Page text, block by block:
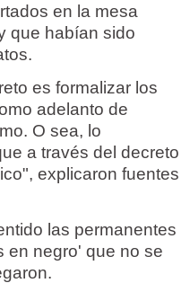
en la mesa
que habían sido
es formalizar los
adelanto de
O sea, lo
a través del decreto
explicaron fuentes
las permanentes
en negro' que no se